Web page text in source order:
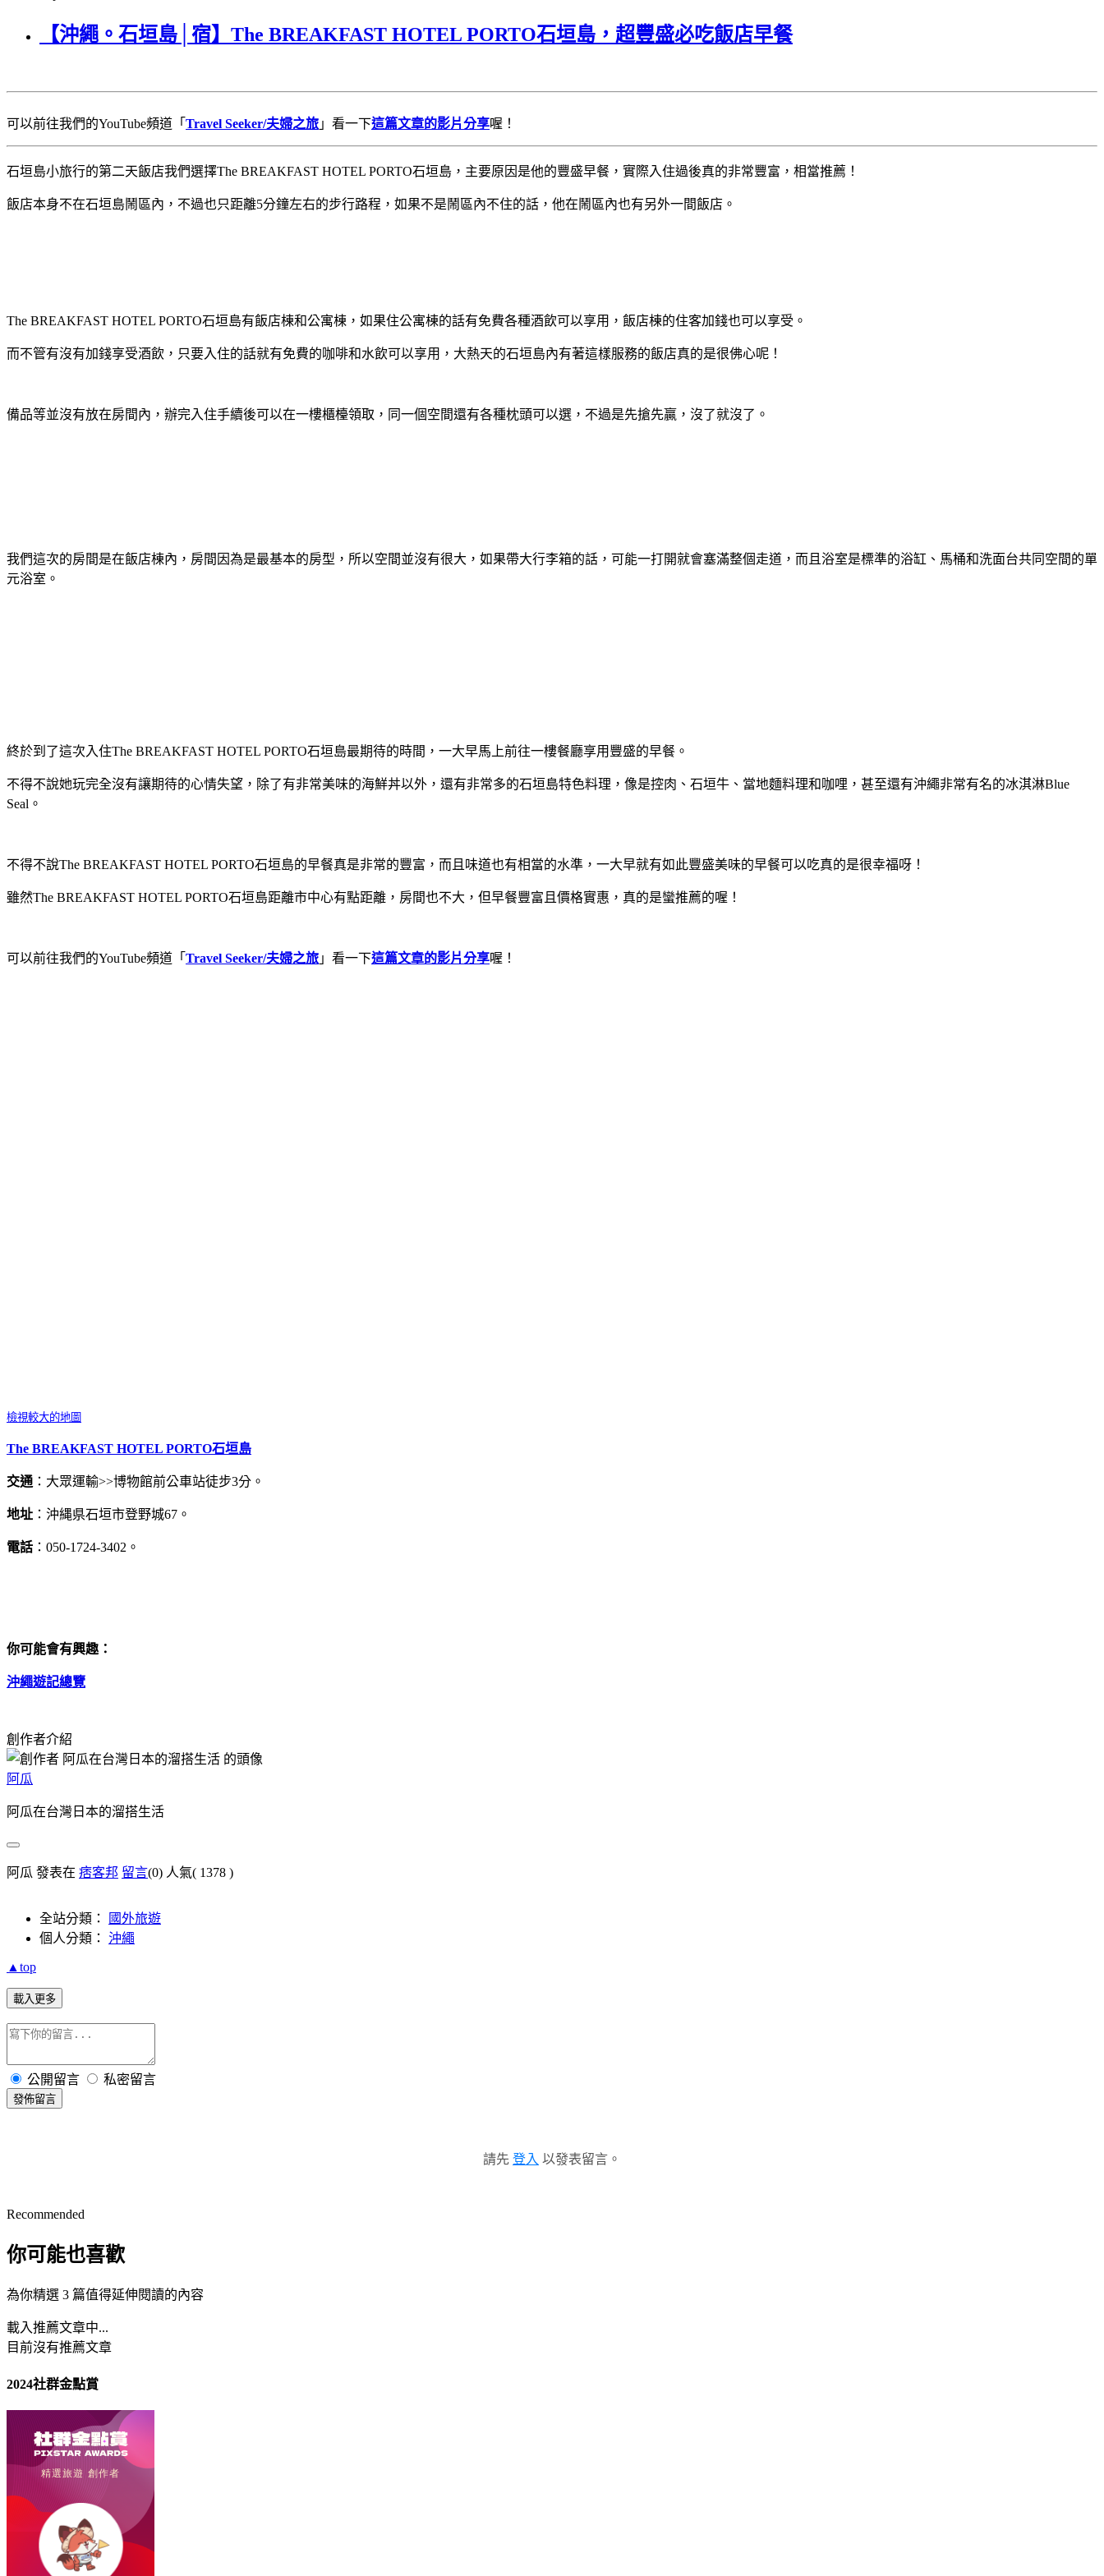
【沖繩。石垣島│宿】The BREAKFAST HOTEL PORTO石垣島，超豐盛必吃飯店早餐
可以前往我們的YouTube頻道「 Travel Seeker/夫婦之旅 」看一下這篇文章的影片分享喔！
石垣島小旅行的第二天飯店我們選擇The BREAKFAST HOTEL PORTO石垣島，主要原因是他的豐盛早餐，實際入住過後真的非常豐富，相當推薦！
飯店本身不在石垣島鬧區內，不過也只距離5分鐘左右的步行路程，如果不是鬧區內不住的話，他在鬧區內也有另外一間飯店。
The BREAKFAST HOTEL PORTO石垣島有飯店棟和公寓棟，如果住公寓棟的話有免費各種酒飲可以享用，飯店棟的住客加錢也可以享受。
而不管有沒有加錢享受酒飲，只要入住的話就有免費的咖啡和水飲可以享用，大熱天的石垣島內有著這樣服務的飯店真的是很佛心呢！
備品等並沒有放在房間內，辦完入住手續後可以在一樓櫃檯領取，同一個空間還有各種枕頭可以選，不過是先搶先贏，沒了就沒了。
我們這次的房間是在飯店棟內，房間因為是最基本的房型，所以空間並沒有很大，如果帶大行李箱的話，可能一打開就會塞滿整個走道，而且浴室是標準的浴缸、馬桶和洗面台共同空間的單
元浴室。
終於到了這次入住The BREAKFAST HOTEL PORTO石垣島最期待的時間，一大早馬上前往一樓餐廳享用豐盛的早餐。
不得不說她玩完全沒有讓期待的心情失望，除了有非常美味的海鮮丼以外，還有非常多的石垣島特色料理，像是控肉、石垣牛、當地麵料理和咖哩，甚至還有沖繩非常有名的冰淇淋Blue
Seal。
不得不說The BREAKFAST HOTEL PORTO石垣島的早餐真是非常的豐富，而且味道也有相當的水準，一大早就有如此豐盛美味的早餐可以吃真的是很幸福呀！
雖然The BREAKFAST HOTEL PORTO石垣島距離市中心有點距離，房間也不大，但早餐豐富且價格實惠，真的是蠻推薦的喔！
可以前往我們的YouTube頻道「 Travel Seeker/夫婦之旅 」看一下這篇文章的影片分享喔！
檢視較大的地圖
The BREAKFAST HOTEL PORTO石垣島
交通 ：大眾運輸>>博物館前公車站徒步3分。
地址 ：沖縄県石垣市登野城67。
電話 ：050-1724-3402。
你可能會有興趣：
沖繩遊記總覽
創作者介紹
阿瓜
阿瓜在台灣日本的溜搭生活
阿瓜 發表在 痞客邦 留言(0) 人氣( 1378 )
全站分類：
國外旅遊
個人分類： 沖繩
▲top
載入更多
公開留言 私密留言
發佈留言
請先 登入 以發表留言。
Recommended
你可能也喜歡
為你精選 3 篇值得延伸閱讀的內容
載入推薦文章中...
目前沒有推薦文章
2024社群金點賞